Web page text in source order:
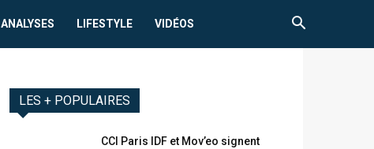
ANALYSES LIFESTYLE VIDÉOS
LES + POPULAIRES
CCI Paris IDF et Mov’eo signent